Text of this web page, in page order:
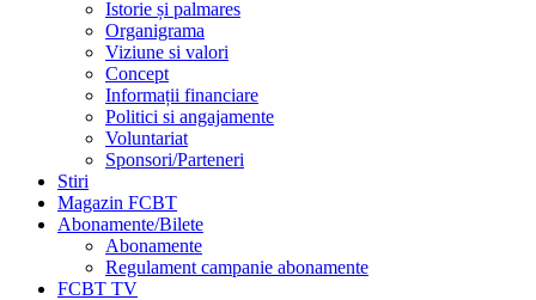
Istorie și palmares
Organigrama
Viziune si valori
Concept
Informații financiare
Politici si angajamente
Voluntariat
Sponsori/Parteneri
Stiri
Magazin FCBT
Abonamente/Bilete
Abonamente
Regulament campanie abonamente
FCBT TV